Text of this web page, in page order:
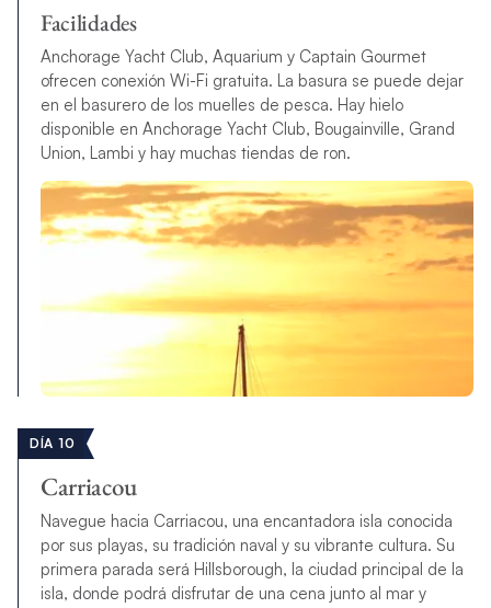
Facilidades
Anchorage Yacht Club, Aquarium y Captain Gourmet
ofrecen conexión Wi-Fi gratuita. La basura se puede dejar
en el basurero de los muelles de pesca. Hay hielo
disponible en Anchorage Yacht Club, Bougainville, Grand
Union, Lambi y hay muchas tiendas de ron.
DÍA 10
Carriacou
Navegue hacia Carriacou, una encantadora isla conocida
por sus playas, su tradición naval y su vibrante cultura. Su
primera parada será Hillsborough, la ciudad principal de la
isla, donde podrá disfrutar de una cena junto al mar y